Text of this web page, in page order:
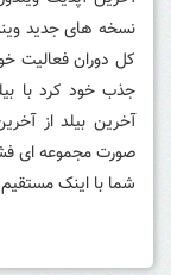
کل دوران فعالیت
جذب خود کرد با
آخرین بیلد از
صورت مجموعه ای
شما با اینک مستقیم